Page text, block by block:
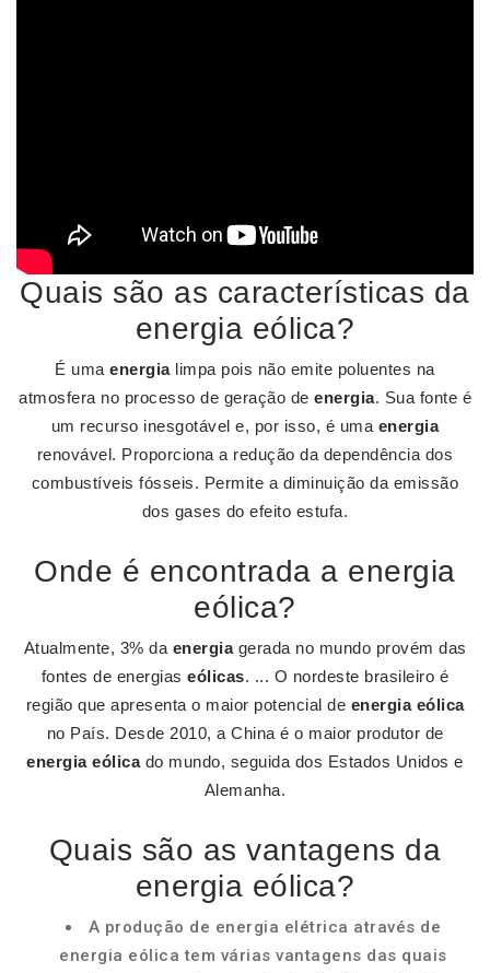
Quais são as características da
energia eólica?
É umaenergialimpa pois não emite poluentes na
atmosfera no processo de geração de energia. Sua fonte é
um recurso inesgotável e, por isso, é uma energia
renovável. Proporciona a redução da dependência dos
combustíveis fósseis. Permite a diminuição da emissão
dos gases do efeito estufa.
Onde é encontrada a energia
eólica?
Atualmente, 3% da energiagerada no mundo provém das
fontes de energiaseólicas. ... O nordeste brasileiro é
região que apresenta o maior potencial de energia eólica
no País. Desde 2010, a China é o maior produtor de
energia eólicado mundo, seguida dos Estados Unidos e
Alemanha.
Quais são as vantagens da
energia eólica?
A produção de energia elétrica através de
energia eólica tem várias vantagens das quais